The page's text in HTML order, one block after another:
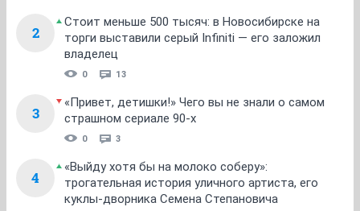
2
Стоит меньше 500 тысяч: в Новосибирске на
торги выставили серый Infiniti — его заложил
владелец
0 13
3
«Привет, детишки!» Чего вы не знали о самом
страшном сериале 90-х
0 3
4
«Выйду хотя бы на молоко соберу»:
трогательная история уличного артиста, его
куклы-дворника Семена Степановича